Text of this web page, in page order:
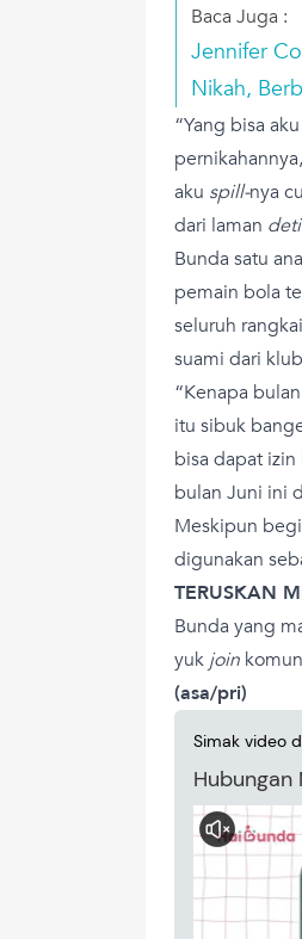
Baca Juga :
Jennifer
Nikah,
“Yang bisa
aku spill-nya
dari laman
Bunda satu
pemain bola
seluruh
suami dari
“Kenapa
itu sibuk
bisa dapat izin
bulan Juni ini
Meskipun
digunakan
TERUSKAN
Bunda yang
yuk join
(asa/pri)
Simak video
Hubungan